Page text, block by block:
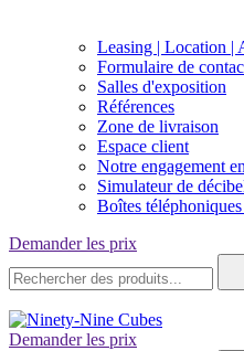
Leasing | Location |
Formulaire de
Salles d'exposition
Références
Zone de livraison
Espace client
Notre engagement
Simulateur de
Boîtes
Demander les prix
de
Demander les prix